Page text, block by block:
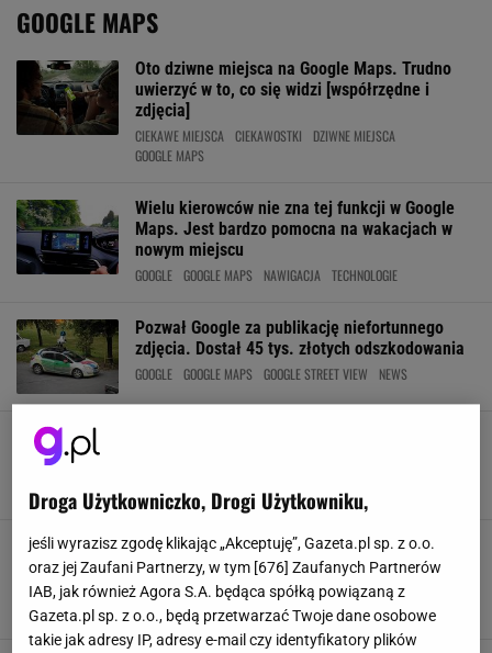
GOOGLE MAPS
Oto dziwne miejsca na Google Maps. Trudno
uwierzyć w to, co się widzi [współrzędne i
zdjęcia]
CIEKAWE MIEJSCA CIEKAWOSTKI
DZIWNE MIEJSCA
GOOGLE MAPS
Wielu kierowców nie zna tej funkcji w Google
Maps. Jest bardzo pomocna na wakacjach w
nowym miejscu
GOOGLE GOOGLE MAPS NAWIGACJA TECHNOLOGIE
Pozwał Google za publikację niefortunnego
zdjęcia. Dostał 45 tys. złotych odszkodowania
GOOGLE GOOGLE MAPS GOOGLE STREET VIEW NEWS
Kierowcy dali się złapać na pułapkę w Google
Maps. Aplikację "przejęły" nieistniejące
miejsca. Ucierpieć może każdy
GOOGLE GOOGLE MAPS NEWS OSZUSTWO
Droga Użytkowniczko, Drogi Użytkowniku,
jeśli wyrazisz zgodę klikając „Akceptuję”, Gazeta.pl sp. z o.o.
oraz jej Zaufani Partnerzy, w tym [ 676 ] Zaufanych Partnerów
IAB, jak również Agora S.A. będąca spółką powiązaną z
Gazeta.pl sp. z o.o., będą przetwarzać Twoje dane osobowe
takie jak adresy IP, adresy e-mail czy identyfikatory plików